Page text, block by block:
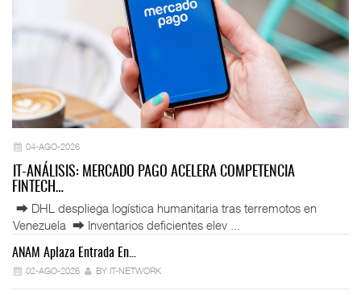
04-AGO-2026
IT-ANÁLISIS: MERCADO PAGO ACELERA COMPETENCIA
FINTECH…
⮕ DHL despliega logística humanitaria tras terremotos en
Venezuela ⮕ Inventarios deficientes elev ...
ANAM Aplaza Entrada En…
02-AGO-2026 BY IT-NETWORK